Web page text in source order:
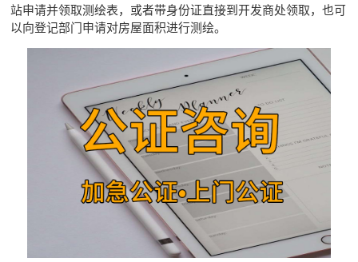
站申请并领取测绘表，或者带身份证直接到开发商处领取，也可
以向登记部门申请对房屋面积进行测绘。